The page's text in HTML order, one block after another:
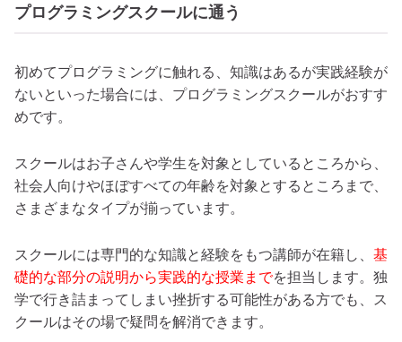
プログラミングスクールに通う
初めてプログラミングに触れる、知識はあるが実践経験が
ないといった場合には、プログラミングスクールがおすす
めです。
スクールはお子さんや学生を対象としているところから、
社会人向けやほぼすべての年齢を対象とするところまで、
さまざまなタイプが揃っています。
スクールには専門的な知識と経験をもつ講師が在籍し、 基
礎的な部分の説明から実践的な授業までを担当します。独
学で行き詰まってしまい挫折する可能性がある方でも、ス
クールはその場で疑問を解消できます。